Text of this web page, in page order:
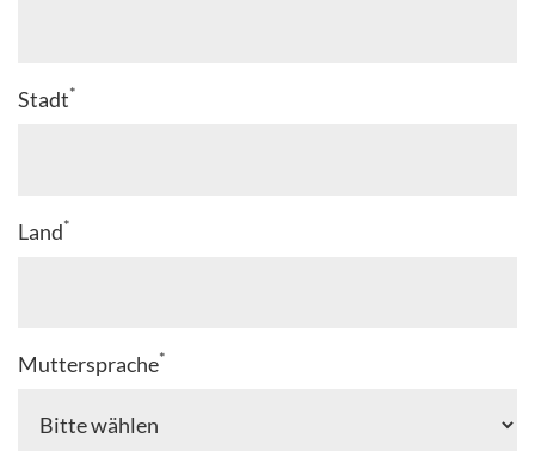
Stadt*
Land*
Muttersprache*